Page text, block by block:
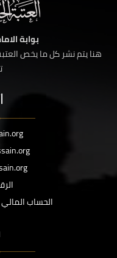
بوابة
هنا يتم نشر كل ما يخص
الحساب